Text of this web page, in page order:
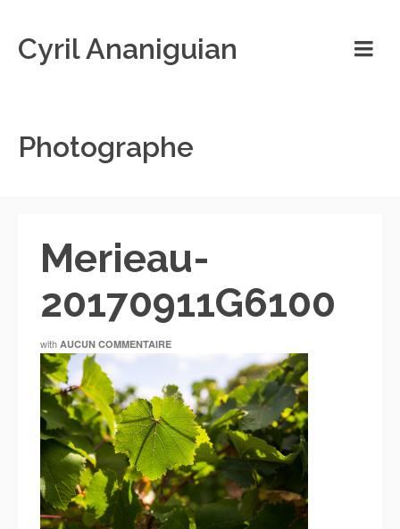
Cyril Ananiguian
Photographe
Merieau-
20170911G6100
with AUCUN COMMENTAIRE